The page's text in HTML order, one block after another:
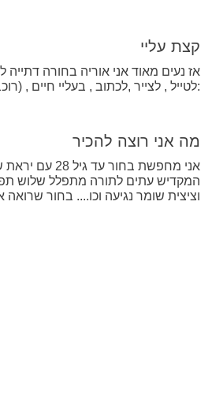
קצת עליי
אז נעים מאוד אני אוריה בחורה דתייה
:לטייל , לצייר ,לכתוב , בעליי חיים ,
מה אני רוצה להכיר
אני מחפשת בחור
המקדיש עתים לתורה מתפלל שלוש
וציצית שומר נגיעה וכו.... בחור